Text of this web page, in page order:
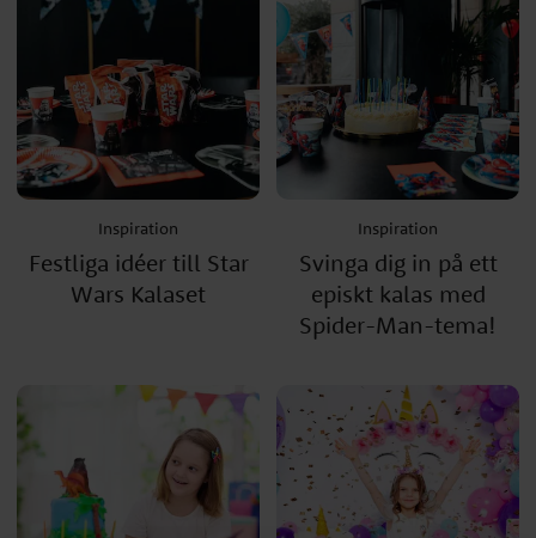
Inspiration
Festliga idéer till Star
Wars Kalaset
Inspiration
Svinga dig in på ett
episkt kalas med
Spider-Man-tema!